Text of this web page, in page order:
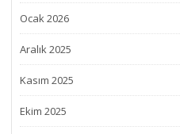
Ocak 2026
Aralık 2025
Kasım 2025
Ekim 2025